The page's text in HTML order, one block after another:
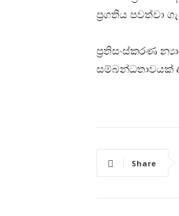
ප්‍රගතිය පවත්වා
ප්‍රතිසංස්කරණ
සම්බන්ධතාවයක්
Share